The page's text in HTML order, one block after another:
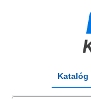
Katalóg